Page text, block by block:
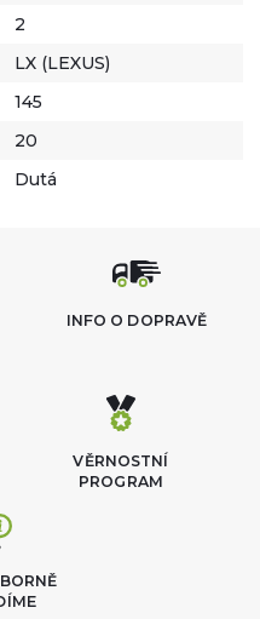
2
LX (LEXUS)
145
20
Dutá
INFO O DOPRAVĚ
VĚRNOSTNÍ
PROGRAM